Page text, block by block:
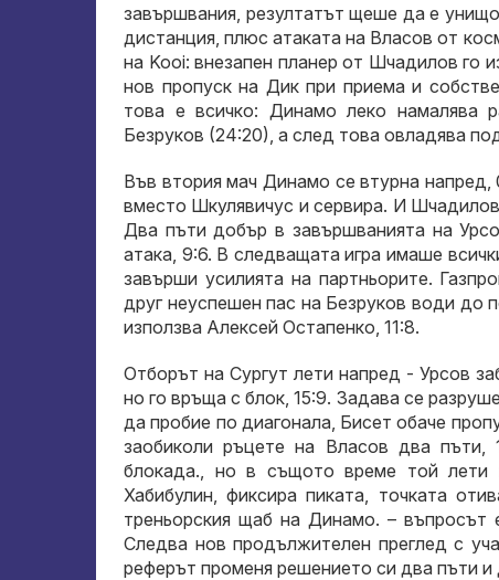
завършвания, резултатът щеше да е
дистанция, плюс атаката на Власов от
на Kooi: внезапен планер от Шчадилов го
нов пропуск на Дик при приема и
това е всичко: Динамо леко намалява
Безруков (24:20), а след това овладява
Във втория мач Динамо се втурна напред,
вместо Шкулявичус и сервира. И
Два пъти добър в завършванията на
атака, 9:6. В следващата игра имаше
завърши усилията на партньорите.
друг неуспешен пас на Безруков води до
използва Алексей Остапенко, 11:8.
Отборът на Сургут лети напред - Урсов
но го връща с блок, 15:9. Задава се
да пробие по диагонала, Бисет обаче
заобиколи ръцете на Власов два
блокада., но в същото време той лети
Хабибулин, фиксира пиката, точката
треньорския щаб на Динамо. –
Следва нов продължителен преглед с
реферът променя решението си два пъти